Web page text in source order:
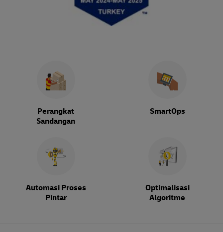
Perangkat
Sandangan
SmartOps
Automasi Proses
Pintar
Optimalisasi
Algoritme